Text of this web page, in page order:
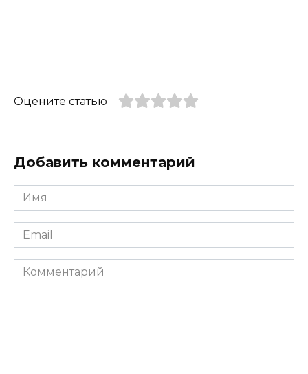
Оцените статью
Добавить комментарий
Имя
*
Email
*
Комментарий